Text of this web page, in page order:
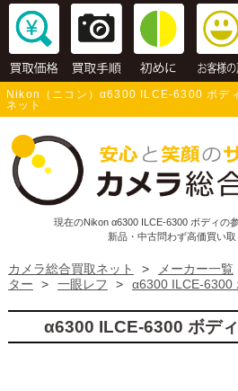
Nikon（ニコン）α6300 ILCE-6300 ボデ
ネット
現在のNikon α6300 ILCE-6300 ボディの
新品・中古問わず高価買い取
カメラ総合買取ネット > メーカー一覧
ター
> 一眼レフ > α6300 ILCE-6300
α6300 ILCE-6300 ボデ